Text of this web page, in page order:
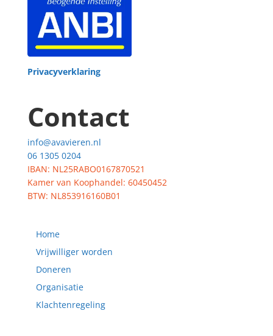
Privacyverklaring
Contact
info@avavieren.nl
06 1305 0204
IBAN: NL25RABO0167870521
Kamer van Koophandel: 60450452
BTW: NL853916160B01
Home
Vrijwilliger worden
Doneren
Organisatie
Klachtenregeling